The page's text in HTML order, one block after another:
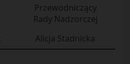
Przewodniczący
Rady Nadzorczej
Alicja Stadnicka